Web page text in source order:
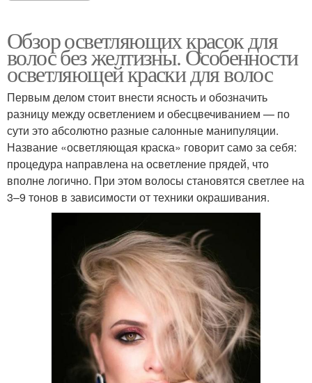
Обзор осветляющих красок для
волос без желтизны. Особенности
осветляющей краски для волос
Первым делом стоит внести ясность и обозначить
разницу между осветлением и обесцвечиванием — по
сути это абсолютно разные салонные манипуляции.
Название «осветляющая краска» говорит само за себя:
процедура направлена на осветление прядей, что
вполне логично. При этом волосы становятся светлее на
3–9 тонов в зависимости от техники окрашивания.